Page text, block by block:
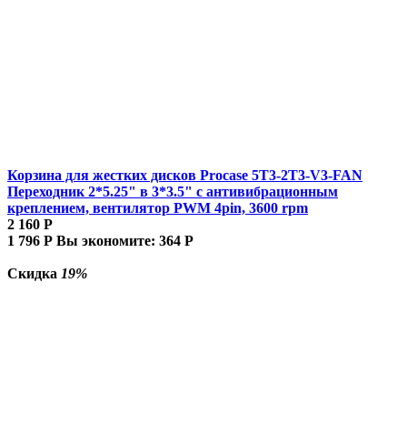
Корзина для жестких дисков Procase 5T3-2T3-V3-FAN
Переходник 2*5.25" в 3*3.5" с антивибрационным
креплением, вентилятор PWM 4pin, 3600 rpm
2 160 Р
1 796 Р Вы экономите: 364 Р
Скидка 19%